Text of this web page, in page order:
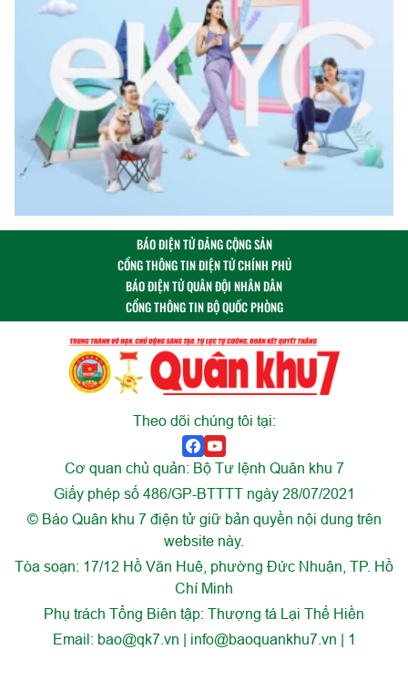
BÁO ĐIỆN TỬ ĐẢNG CỘNG SẢN
CỔNG THÔNG TIN ĐIỆN TỬ CHÍNH PHỦ
BÁO ĐIỆN TỬ QUÂN ĐỘI NHÂN DÂN
CỔNG THÔNG TIN BỘ QUỐC PHÒNG
Theo dõi chúng tôi tại:
Cơ quan chủ quản: Bộ Tư lệnh Quân khu 7
Giấy phép số 486/GP-BTTTT ngày 28/07/2021
© Báo Quân khu 7 điện tử giữ bản quyền nội dung trên
website này.
Tòa soạn: 17/12 Hồ Văn Huê, phường Đức Nhuận, TP. Hồ
Chí Minh
Phụ trách Tổng Biên tập: Thượng tá Lại Thế Hiền
Email: bao@qk7.vn | info@baoquankhu7.vn | 1